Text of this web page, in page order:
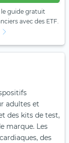
guide gratuit
avec des ETF.
adultes et
des kits de test,
marque. Les
des